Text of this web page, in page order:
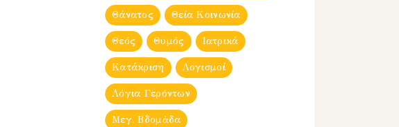
Θάνατος Θεία Κοινωνία
Θεός Θυμός Ιατρικά
Κατάκριση Λογισμοί
Λόγια Γερόντων
Μεγ. Βδομἀδα